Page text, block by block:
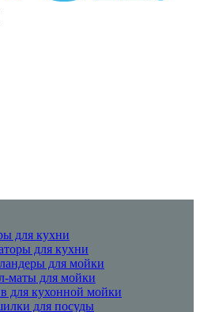
для кухни
для кухни
для мойки
маты для мойки
для кухонной мойки
для посуды